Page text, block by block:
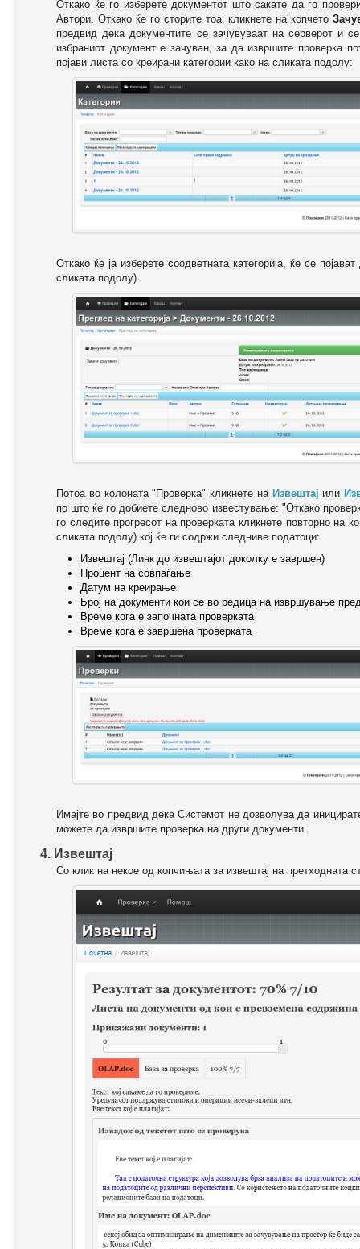
Откако ќе го изберете документот што сакате да го
Автори. Откако ќе го сторите тоа, кликнете на копчето
предвид дека документите се зачувуваат на серверот и
избраниот документ е зачуван, за да извршите проверка
појави листа со креирани категории како на сликата подолу:
Откако ќе ја изберете соодветната категорија, ќе се
сликата подолу).
Потоа во колоната "Проверка" кликнете на Извештај или
по што ќе го добиете следново известување: "Oткако
го следите прогресот на проверката кликнете повторно на
сликата подолу) кој ќе ги содржи следниве податоци:
Извештај (Линк до извештајот доколку е завршен)
Процент на совпаѓање
Датум на креирање
Број на документи кои се во редица на извршување
Време кога е започната проверката
Време кога е завршена проверката
Имајте во предвид дека Системот не дозволува да
можете да извршите проверка на други документи.
4. Извештај
Со клик на некое од копчињата за извештај на претходната